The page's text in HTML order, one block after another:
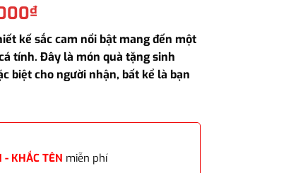
₫Giá
hiện
tại
là:
2.600.000₫.
kế sắc cam nổi bật mang đến một
tính. Đây là món quà tặng sinh
biệt cho người nhận, bất kể là bạn
- KHẮC TÊN miễn phí